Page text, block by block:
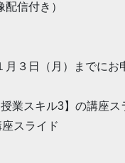
付き）
３日（月）までにお
業スキル3】の講座ス
スライド